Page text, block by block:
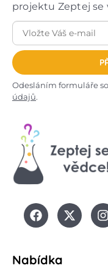
projektu Zeptej se
Odesláním formuláře
údajů.
Nabídka